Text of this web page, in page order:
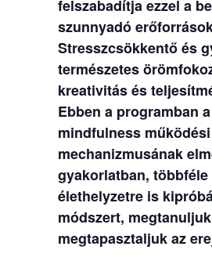
felszabadítja ezzel a
szunnyadó
Stresszcsökkentő és
természetes
kreativitás és
Ebben a programban a
mindfulness működési
mechanizmusának
gyakorlatban, többféle
élethelyzetre is
módszert,
megtapasztaljuk az